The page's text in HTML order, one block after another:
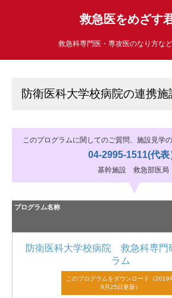
救急医をめざす
救急科専門医・専攻医のなり方な
防衛医科大学校病院の連携施
このプログラムに関してのご質問、施設見学
04-2995-1511(代表
基幹施設 救急部医局
プログラム名称
防衛医科大学校病院 救急科専門
ラム